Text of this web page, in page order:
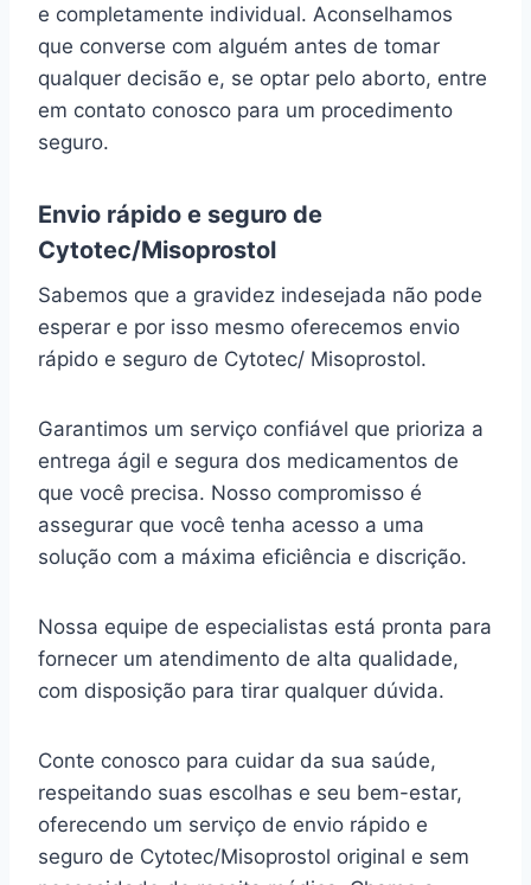
e completamente individual. Aconselhamos
que converse com alguém antes de tomar
qualquer decisão e, se optar pelo aborto, entre
em contato conosco para um procedimento
seguro.
Envio rápido e seguro de
Cytotec/Misoprostol
Sabemos que a gravidez indesejada não pode
esperar e por isso mesmo oferecemos envio
rápido e seguro de Cytotec/ Misoprostol.
Garantimos um serviço confiável que prioriza a
entrega ágil e segura dos medicamentos de
que você precisa. Nosso compromisso é
assegurar que você tenha acesso a uma
solução com a máxima eficiência e discrição.
Nossa equipe de especialistas está pronta para
fornecer um atendimento de alta qualidade,
com disposição para tirar qualquer dúvida.
Conte conosco para cuidar da sua saúde,
respeitando suas escolhas e seu bem-estar,
oferecendo um serviço de envio rápido e
seguro de Cytotec/Misoprostol original e sem